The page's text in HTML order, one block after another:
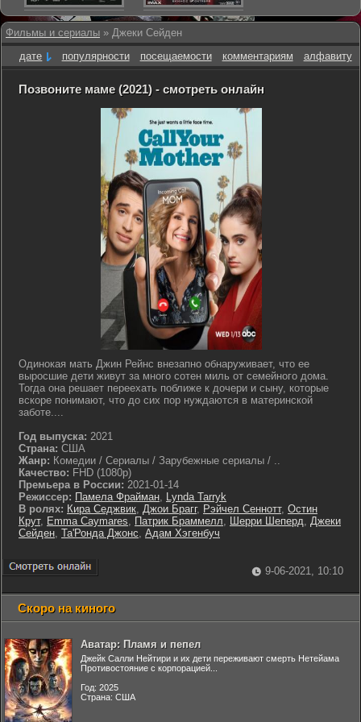
Фильмы и сериалы » Джеки Сейден
дате
популярности посещаемости комментариям алфавиту
Позвоните маме (2021) - смотреть онлайн
Одинокая мать Джин Рейнс внезапно обнаруживает, что ее
выросшие дети живут за много сотен миль от семейного дома.
Тогда она решает переехать поближе к дочери и сыну, которые
вскоре понимают, что до сих пор нуждаются в материнской
заботе....
Год выпуска: 2021
Страна: США
Жанр: Комедии / Сериалы / Зарубежные сериалы / ..
Качество: FHD (1080p)
Премьера в России: 2021-01-14
Режиссер: Памела Фрайман, Lynda Tarryk
В ролях: Кира Седжвик, Джои Брагг, Рэйчел Сеннотт, Остин
Крут, Emma Caymares, Патрик Браммелл, Шерри Шеперд, Джеки
Сейден, Та'Ронда Джонс, Адам Хэгенбуч
9-06-2021, 10:10
Скоро на киного
Аватар: Пламя и пепел
Джейк Салли Нейтири и их дети переживают смерть Нетейама
Противостояние с корпорацией...
Год: 2025
Страна: США